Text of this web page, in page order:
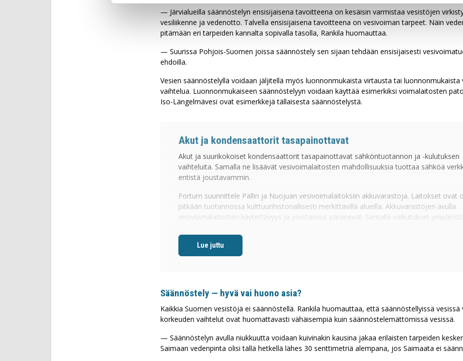
— Järvialueilla säännöstelyn ensisijaisena tavoitteena on kesäisin varmistaa vesistöjen
vesiliikenne ja vedenotto. Talvella ensisijaisena tavoitteena on vesivoiman tarpeet. Näin
pitämään eri tarpeiden kannalta sopivalla tasolla, Rankila huomauttaa.
— Suurissa Pohjois-Suomen joissa säännöstely sen sijaan tehdään ensisijaisesti
ehdoilla.
Vesien säännöstelyllä voidaan jäljitellä myös luonnonmukaista virtausta tai luonnonmukaista
vaihtelua. Luonnonmukaiseen säännöstelyyn voidaan käyttää esimerkiksi voimalaitosten
Iso-Längelmävesi ovat esimerkkejä tällaisesta säännöstelystä.
Akut ja kondensaattorit tasapainottavat
Akut ja suurikokoiset kondensaattorit tasapainottavat sähköntuotannon ja -kulutuksen
vaihteluita. Samalla ne lisäävät vesivoimalaitosten mahdollisuuksia tuottaa sähköä
entistä joustavammin.
Fortum suunnittele Pällin ja Nuojuan vesivoimalaitoksiin akkuvarastoja. Laitokset ovat
pitkään tuotannossa kulttuurihistoriallisesti merkittävillä alueilla. Akkuvarastojen avulla
vesivoimalaitosten käytettävyys ja joustavuus paranevat. Samalla vaikutukset
vuoteen 2028 mennessä.
Vesivoimalaitoksen yhteyteen rakennettu ultrakondensaattori kykenee purkamaan
vesivoimalaitoksen hieman hitaammin reagoivalla tuotannolla.
Erilaiset kondensaattorit varastoivat sähköä akkujen tapaan, eli niitä ladataan
omalla sähköntuotannolla silloin, kun laitoksen sähkölle ei ole kysyntää.
tarvita harvinaisia maametalleja.
Säännöstely — hyvä vai huono asia?
Kaikkia Suomen vesistöjä ei säännöstellä. Rankila huomauttaa, että säännöstellyissä vesissä
korkeuden vaihtelut ovat huomattavasti vähäisempiä kuin säännöstelemättömissä vesissä.
— Säännöstelyn avulla niukkuutta voidaan kuivinakin kausina jakaa erilaisten tarpeiden
Saimaan vedenpinta olisi tällä hetkellä lähes 30 senttimetriä alempana, jos Saimaata ei